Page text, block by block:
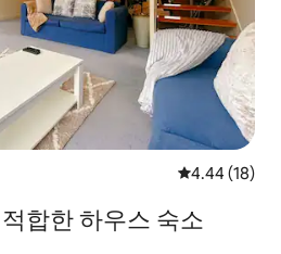
평점 4.44점(5
4.44 (18)
합한 하우스 숙소